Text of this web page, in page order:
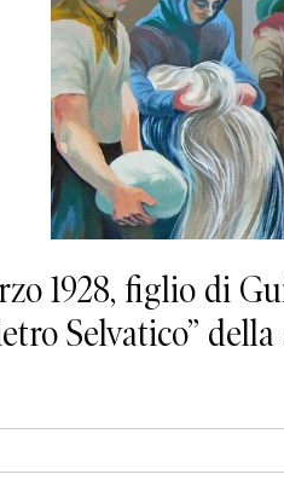
1928, figlio di
Selvatico”